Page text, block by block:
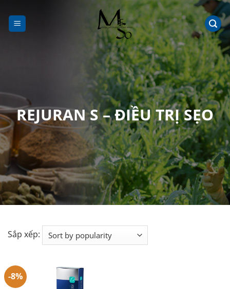
đến
nội
REJURAN S – ĐIỀU TRỊ SẸO
Sắp xếp:
-8%